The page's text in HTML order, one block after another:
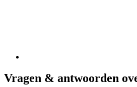
Vragen & antwoorden